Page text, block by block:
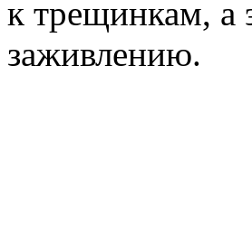
к трещинкам, а
заживлению.